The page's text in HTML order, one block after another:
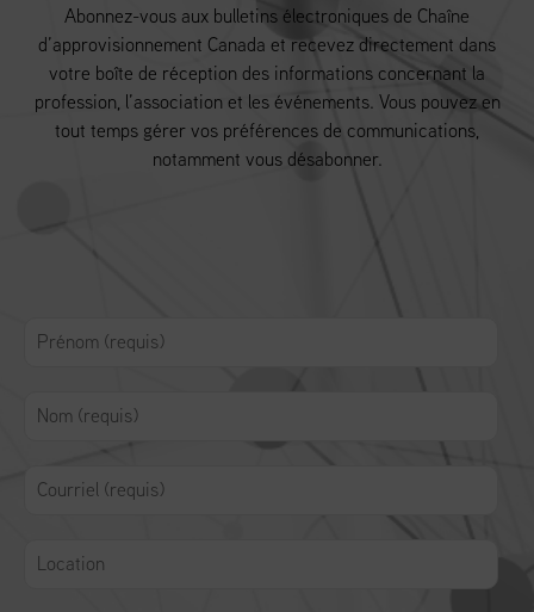
Abonnez-vous aux bulletins électroniques de Chaîne
d’approvisionnement Canada et recevez directement dans
votre boîte de réception des informations concernant la
profession, l’association et les événements. Vous pouvez en
tout temps gérer vos préférences de communications,
notamment vous désabonner.